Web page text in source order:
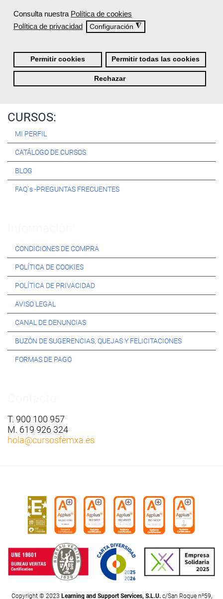
Consulta nuestra Política de cookies
Política de privacidad
Configuración ◮
Permitir cookies Permitir todas las cookies
Rechazar
Especialistas en consultoría y formación para el empleo
Nuestro objetivo diario es, única y exclusivamente, ayudarte a
conseguir tus metas profesionales ofreciéndote los mejores
CURSOS:
MI PERFIL
CATÁLOGO DE CURSOS
BLOG
FAQ´s -PREGUNTAS FRECUENTES
CONDICIONES DE COMPRA
POLÍTICA DE COOKIES
POLÍTICA DE PRIVACIDAD
AVISO LEGAL
CANAL DE DENUNCIAS
BUZÓN DE SUGERENCIAS, QUEJAS Y FELICITACIONES
FORMAS DE PAGO
T. 900 100 957
M. 619 926 324
hola@cursosfemxa.es
Copyright © 2023 Learning and Support Services, S.L.U.c/San Roque nº59,